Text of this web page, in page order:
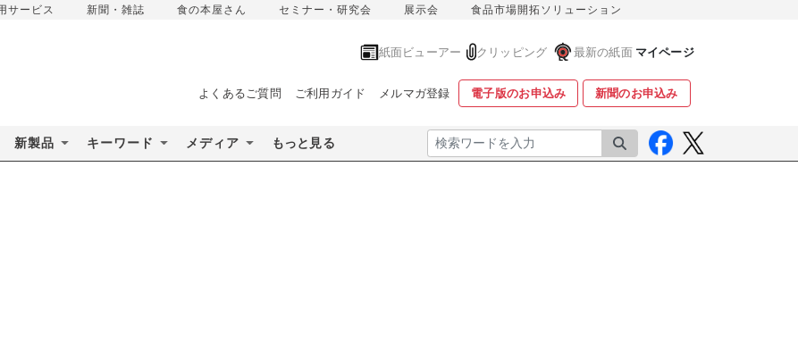
サービス 新聞・雑誌 食の本屋さん セミナー・研究会 展示会 食品市場開拓ソリューション
紙面ビューアー クリッピング 最新の紙面 マイページ
よくあるご質問 ご利用ガイド メルマガ登録 電子版のお申込み 新聞のお申込み
新製品 キーワード メディア もっと見る 検索